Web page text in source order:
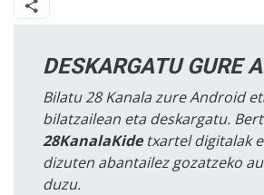
DESKARGATU GURE
Bilatu 28 Kanala zure Android
bilatzailean eta deskargatu.
28KanalaKidetxartel digitalak
dizuten abantailez gozatzeko
duzu.